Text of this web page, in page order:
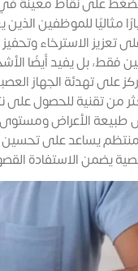
مثاليًا للموظفين
الاسترخاء
فقط، بل يفيد أيضًا
على تهدئة الجهاز
من تقنية للحصول على
طبيعة الأعراض
يساعد على تحسين
يضمن الاستفادة